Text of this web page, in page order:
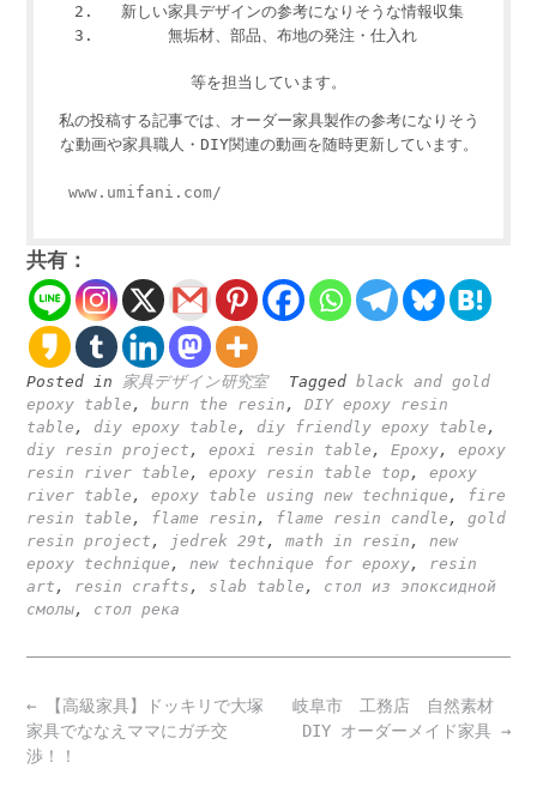
新しい家具デザインの参考になりそうな情報収集
無垢材、部品、布地の発注・仕入れ
等を担当しています。
私の投稿する記事では、オーダー家具製作の参考になりそう
な動画や家具職人・DIY関連の動画を随時更新しています。
www.umifani.com/
共有：
Posted in 家具デザイン研究室 Tagged black and gold
epoxy table , burn the resin , DIY epoxy resin
table , diy epoxy table , diy friendly epoxy table ,
diy resin project , epoxi resin table , Epoxy, epoxy
resin river table , epoxy resin table top , epoxy
river table , epoxy table using new technique , fire
resin table , flame resin , flame resin candle , gold
resin project , jedrek 29t , math in resin , new
epoxy technique , new technique for epoxy, resin
art , resin crafts , slab table , стол из эпоксидной
смолы, стол река
Post
navigation
岐阜市 工務店 自然素材
DIY オーダーメイド家具 →
← 【高級家具】ドッキリで大塚
家具でななえママにガチ交
渉！！